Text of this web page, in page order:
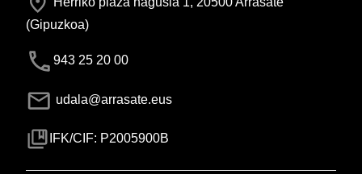
(Gipuzkoa)
943 25 20 00
udala@arrasate.eus
IFK/CIF: P2005900B